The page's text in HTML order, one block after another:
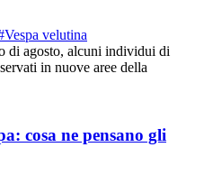
velutina
di agosto, alcuni individui di
in nuove aree della
cosa ne pensano gli